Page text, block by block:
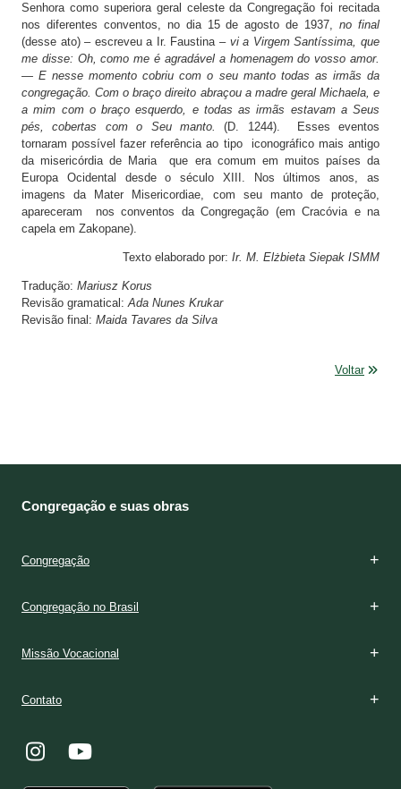
Senhora como superiora geral celeste da Congregação foi recitada
nos diferentes conventos, no dia 15 de agosto de 1937, no final
(desse ato) – escreveu a Ir. Faustina –vi a Virgem Santíssima, que
me disse: Oh, como me é agradável a homenagem do vosso amor.
— E nesse momento cobriu com o seu manto todas as irmãs da
congregação. Com o braço direito abraçou a madre geral Michaela, e
a mim com o braço esquerdo, e todas as irmãs estavam a Seus
pés, cobertas com o Seu manto.
(D. 1244). Esses eventos
tornaram possível fazer referência ao tipo iconográfico mais antigo
da misericórdia de Maria que era comum em muitos países da
Europa Ocidental desde o século XIII. Nos últimos anos, as
imagens da Mater Misericordiae, com seu manto de proteção,
apareceram nos conventos da Congregação (em Cracóvia e na
capela em Zakopane).
Texto elaborado por: Ir. M. Elżbieta Siepak ISMM
Tradução: Mariusz Korus
Revisão gramatical:Ada Nunes Krukar
Revisão final: Maida Tavares da Silva
Voltar
Congregação e suas obras
Congregação
Congregação no Brasil
Missão Vocacional
Contato